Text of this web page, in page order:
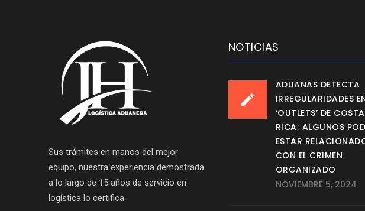
Sus trámites en manos del mejor
equipo, nuestra experiencia demostrada
a lo largo de 15 años de servicio en
logística lo certifica.
NOTICIAS
ADUANAS DETECTA
IRREGULARIDADES
‘OUTLETS’ DE COSTA
RICA; ALGUNOS
ESTAR
CON EL CRIMEN
ORGANIZADO
NOVIEMBRE 5, 2024